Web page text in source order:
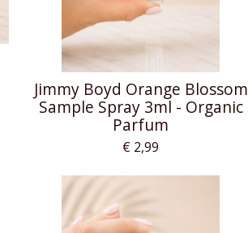
Jimmy Boyd Orange Blossom
Sample Spray 3ml - Organic
Parfum
€ 2,99